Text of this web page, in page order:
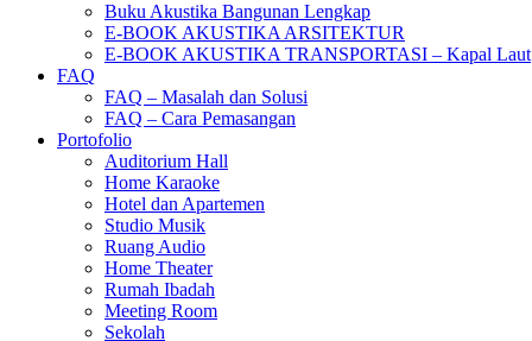
Buku Akustika Bangunan Lengkap
E-BOOK AKUSTIKA ARSITEKTUR
E-BOOK AKUSTIKA TRANSPORTASI – Kapal Laut
FAQ
FAQ – Masalah dan Solusi
FAQ – Cara Pemasangan
Portofolio
Auditorium Hall
Home Karaoke
Hotel dan Apartemen
Studio Musik
Ruang Audio
Home Theater
Rumah Ibadah
Meeting Room
Sekolah